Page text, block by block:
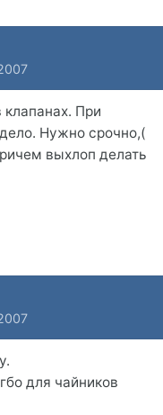
клапанах. При
Нужно срочно,(
выхлоп делать
для чайников